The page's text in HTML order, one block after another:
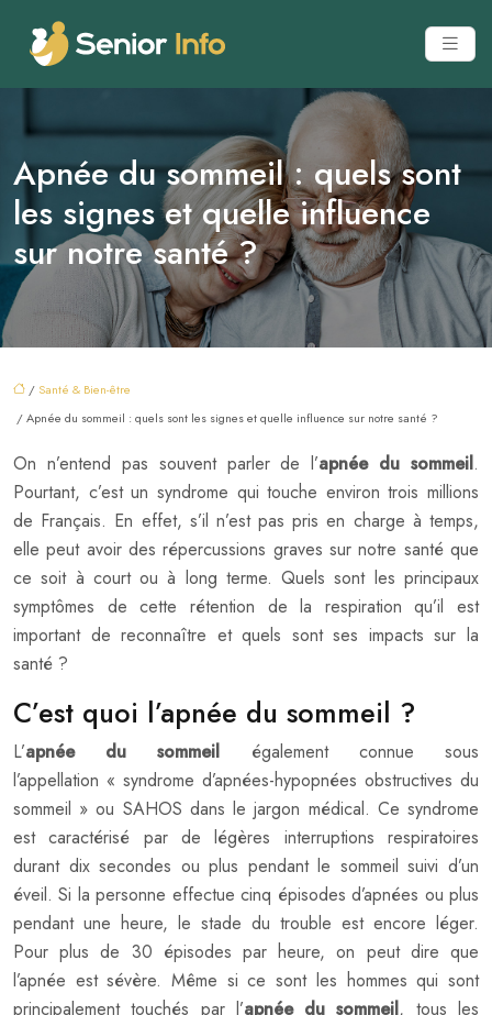
Apnée du sommeil : quels sont
les signes et quelle influence
sur notre santé ?
/ Santé & Bien-être
/ Apnée du sommeil : quels sont les signes et quelle influence sur notre santé ?
On n’entend pas souvent parler de l’apnée du sommeil.
Pourtant, c’est un syndrome qui touche environ trois millions
de Français. En effet, s’il n’est pas pris en charge à temps,
elle peut avoir des répercussions graves sur notre santé que
ce soit à court ou à long terme. Quels sont les principaux
symptômes de cette rétention de la respiration qu’il est
important de reconnaître et quels sont ses impacts sur la
santé ?
C’est quoi l’apnée du sommeil ?
L’apnée du sommeil également connue sous
l’appellation « syndrome d’apnées-hypopnées obstructives du
sommeil » ou SAHOS dans le jargon médical. Ce syndrome
est caractérisé par de légères interruptions respiratoires
durant dix secondes ou plus pendant le sommeil suivi d’un
éveil. Si la personne effectue cinq épisodes d’apnées ou plus
pendant une heure, le stade du trouble est encore léger.
Pour plus de 30 épisodes par heure, on peut dire que
l’apnée est sévère. Même si ce sont les hommes qui sont
principalement touchés par l’apnée du sommeil, tous les